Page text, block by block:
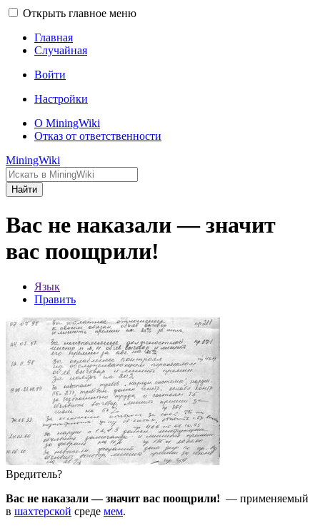
Открыть главное меню
Главная
Случайная
Войти
Настройки
О MiningWiki
Отказ от ответственности
MiningWiki
Найти
Вас не наказали — значит
вас поощрили!
Язык
Править
Вредитель?
Вас не наказали — значит вас поощрили! — применяемый
в шахтерской среде мем.